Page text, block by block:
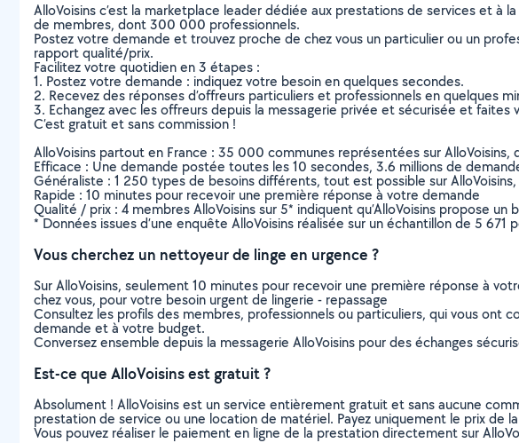
AlloVoisins c’est la marketplace leader dédiée aux prestations de services et
de membres, dont 300 000 professionnels.
Postez votre demande et trouvez proche de chez vous un particulier ou un
rapport qualité/prix.
Facilitez votre quotidien en 3 étapes :
1. Postez votre demande : indiquez votre besoin en quelques secondes.
2. Recevez des réponses d’offreurs particuliers et professionnels en quelques
3. Echangez avec les offreurs depuis la messagerie privée et sécurisée et faites
C’est gratuit et sans commission !
AlloVoisins partout en France : 35 000 communes représentées sur
Efficace : Une demande postée toutes les 10 secondes, 3.6 millions de
Généraliste : 1 250 types de besoins différents, tout est possible sur
Rapide : 10 minutes pour recevoir une première réponse à votre demande
Qualité / prix : 4 membres AlloVoisins sur 5* indiquent qu’AlloVoisins propose
* Données issues d’une enquête AlloVoisins réalisée sur un échantillon de 5
Vous cherchez un nettoyeur de linge en urgence ?
Sur AlloVoisins, seulement 10 minutes pour recevoir une première réponse à
chez vous, pour votre besoin urgent de lingerie - repassage
Consultez les profils des membres, professionnels ou particuliers, qui vous
demande et à votre budget.
Conversez ensemble depuis la messagerie AlloVoisins pour des échanges
Est-ce que AlloVoisins est gratuit ?
Absolument ! AlloVoisins est un service entièrement gratuit et sans aucune
prestation de service ou une location de matériel. Payez uniquement le prix de
Vous pouvez réaliser le paiement en ligne de la prestation directement sur